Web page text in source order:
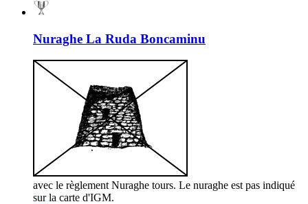
Nuraghe La Ruda Boncaminu
avec le règlement Nuraghe tours. Le nuraghe est pas indiqué
sur la carte d'IGM.